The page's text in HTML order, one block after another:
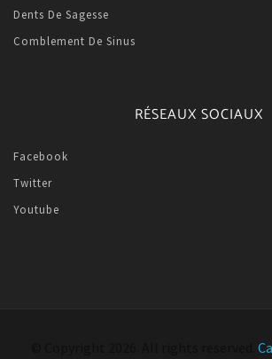
Dents De Sagesse
Comblement De Sinus
RÉSEAUX SOCIAUX
Facebook
Twitter
Youtube